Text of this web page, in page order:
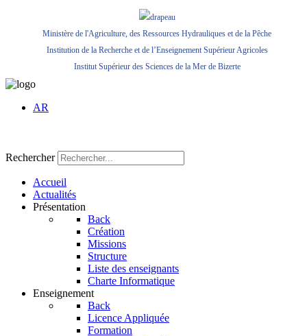
Ministère de l'Agriculture, des Ressources Hydrauliques et de la Pêche
Institution de la Recherche et de l’Enseignement Supérieur Agricoles
Institut Supérieur des Sciences de la Mer de Bizerte
AR
Rechercher
Accueil
Actualités
Présentation
Back
Création
Missions
Structure
Liste des enseignants
Charte Informatique
Enseignement
Back
Licence Appliquée
Formation